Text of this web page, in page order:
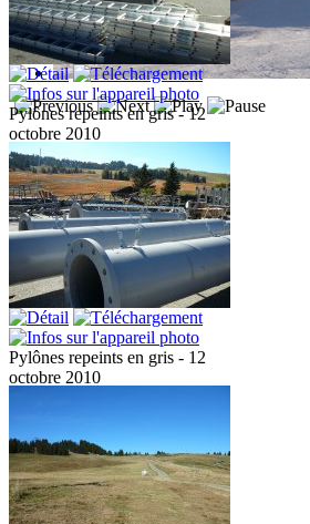
Pylônes repeints en gris - 12
octobre 2010
Pylônes repeints en gris - 12
octobre 2010